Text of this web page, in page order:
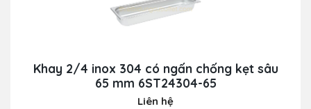
Khay 2/4 inox 304 có ngấn chống kẹt sâu
65 mm 6ST24304-65
Liên hệ